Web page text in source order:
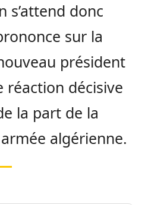
s’attend donc
sur la
président
réaction décisive
la part de la
algérienne.